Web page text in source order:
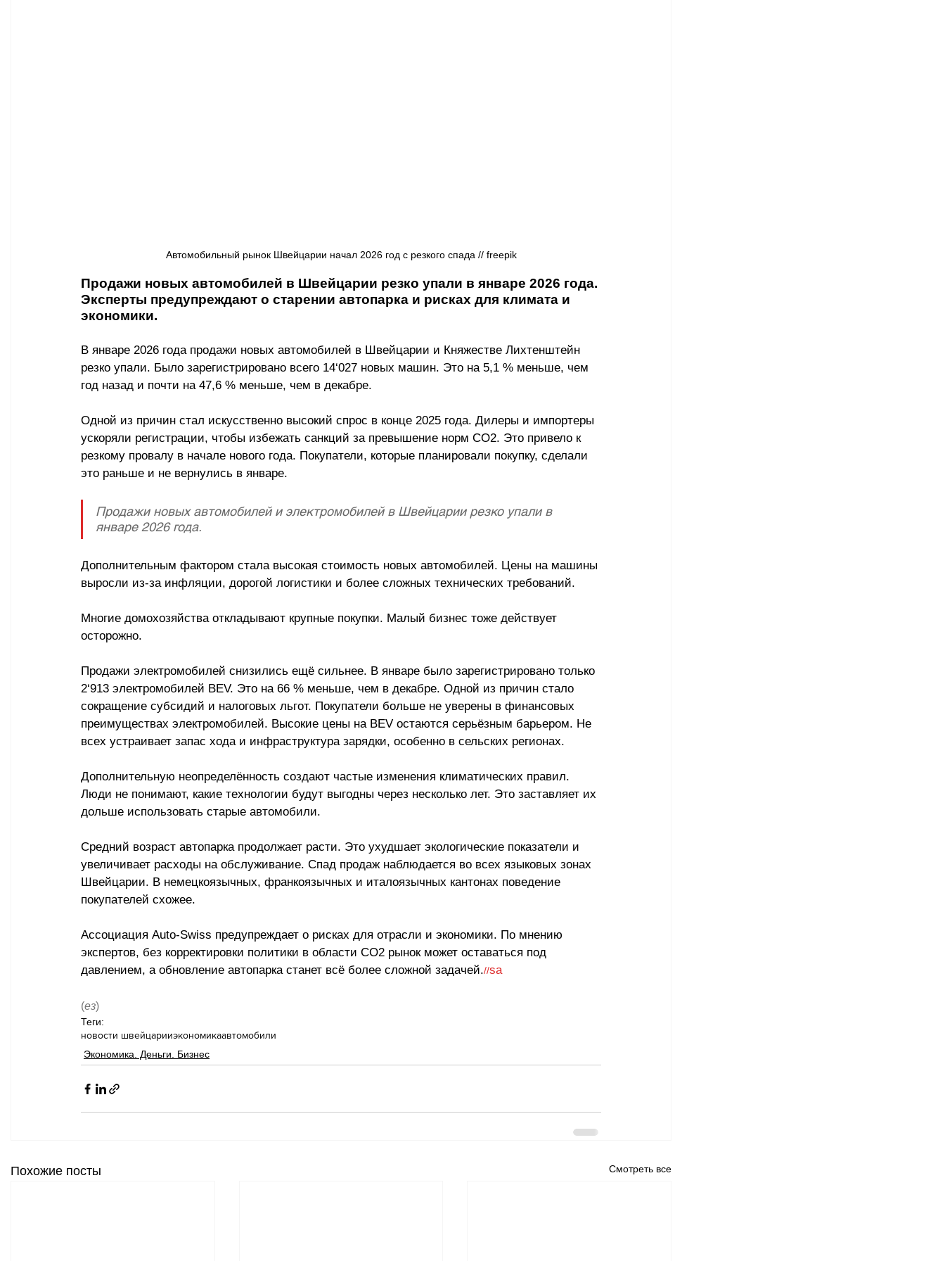
Автомобильный рынок Швейцарии начал 2026 год с резкого спада // freepik
Продажи новых автомобилей в Швейцарии резко упали в январе 2026 года.
Эксперты предупреждают о старении автопарка и рисках для климата и
экономики.
В январе 2026 года продажи новых автомобилей в Швейцарии и Княжестве Лихтенштейн
резко упали. Было зарегистрировано всего 14‘027 новых машин. Это на 5,1 % меньше, чем
год назад и почти на 47,6 % меньше, чем в декабре.
Одной из причин стал искусственно высокий спрос в конце 2025 года. Дилеры и импортеры
ускоряли регистрации, чтобы избежать санкций за превышение норм CO2. Это привело к
резкому провалу в начале нового года. Покупатели, которые планировали покупку, сделали
это раньше и не вернулись в январе.
Продажи новых автомобилей и электромобилей в Швейцарии резко упали в
январе 2026 года.
Дополнительным фактором стала высокая стоимость новых автомобилей. Цены на машины
выросли из-за инфляции, дорогой логистики и более сложных технических требований.
Многие домохозяйства откладывают крупные покупки. Малый бизнес тоже действует
осторожно.
Продажи электромобилей снизились ещё сильнее. В январе было зарегистрировано только
2‘913 электромобилей BEV. Это на 66 % меньше, чем в декабре. Одной из причин стало
сокращение субсидий и налоговых льгот. Покупатели больше не уверены в финансовых
преимуществах электромобилей. Высокие цены на BEV остаются серьёзным барьером. Не
всех устраивает запас хода и инфраструктура зарядки, особенно в сельских регионах.
Дополнительную неопределённость создают частые изменения климатических правил.
Люди не понимают, какие технологии будут выгодны через несколько лет. Это заставляет их
дольше использовать старые автомобили.
Средний возраст автопарка продолжает расти. Это ухудшает экологические показатели и
увеличивает расходы на обслуживание. Спад продаж наблюдается во всех языковых зонах
Швейцарии. В немецкоязычных, франкоязычных и италоязычных кантонах поведение
покупателей схожее.
Ассоциация Auto-Swiss предупреждает о рисках для отрасли и экономики. По мнению
экспертов, без корректировки политики в области CO2 рынок может оставаться под
давлением, а обновление автопарка станет всё более сложной задачей.//sa
(ез)
Теги:
новости швейцарииэкономикаавтомобили
Экономика. Деньги. Бизнес
Похожие посты Смотреть все